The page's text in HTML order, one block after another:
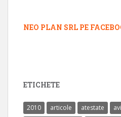
NEO PLAN SRL PE
ETICHETE
2010 articole atestate